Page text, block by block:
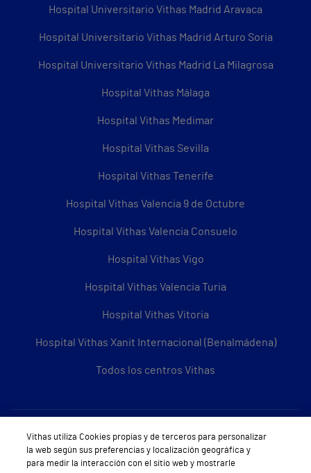
Hospital Universitario Vithas Madrid Aravaca
Hospital Universitario Vithas Madrid Arturo Soria
Hospital Universitario Vithas Madrid La Milagrosa
Hospital Vithas Málaga
Hospital Vithas Medimar
Hospital Vithas Sevilla
Hospital Vithas Tenerife
Hospital Vithas Valencia 9 de Octubre
Hospital Vithas Valencia Consuelo
Hospital Vithas Vigo
Hospital Vithas Valencia Turia
Hospital Vithas Vitoria
Hospital Vithas Xanit Internacional (Benalmádena)
Todos los centros Vithas
Sobre Vithas
Quiénes somos
Vithas utiliza Cookies propias y de terceros para personalizar
la web según sus preferencias y localización geográfica y
para medir la interacción con el sitio web y mostrarle